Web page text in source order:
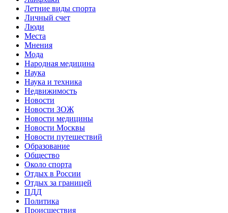
Летние виды спорта
Личный счет
Люди
Места
Мнения
Мода
Народная медицина
Наука
Наука и техника
Недвижимость
Новости
Новости ЗОЖ
Новости медицины
Новости Москвы
Новости путешествий
Образование
Общество
Около спорта
Отдых в России
Отдых за границей
ПДД
Политика
Происшествия